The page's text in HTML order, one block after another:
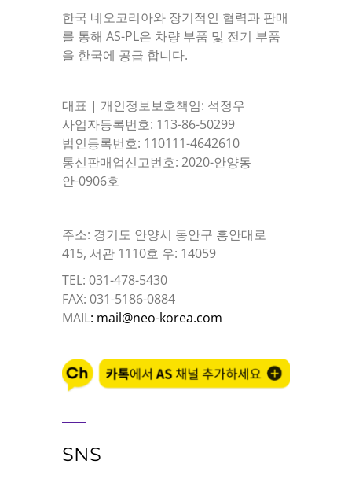
한국 네오코리아와 장기적인 협력과 판매
를 통해 AS-PL은 차량 부품 및 전기 부품
을 한국에 공급 합니다.
대표 | 개인정보보호책임: 석정우
사업자등록번호: 113-86-50299
법인등록번호: 110111-4642610
통신판매업신고번호: 2020-안양동
안-0906호
주소: 경기도 안양시 동안구 흥안대로
415, 서관 1110호 우: 14059
TEL: 031-478-5430
FAX: 031-5186-0884
MAIL: mail@neo-korea.com
SNS